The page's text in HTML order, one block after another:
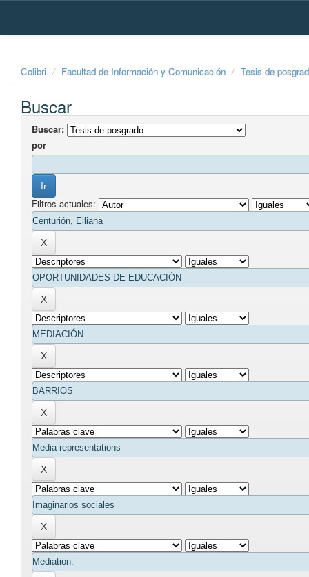
Skip
Colibri Facultad de Información y Comunicación Tesis de
Buscar
Buscar:
por
Filtros actuales: